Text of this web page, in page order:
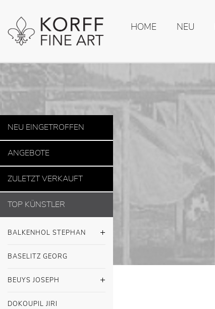
HOME NEU
NEU EINGETROFFEN
ANGEBOTE
ZULETZT VERKAUFT
TOP KÜNSTLER
BALKENHOL STEPHAN
BASELITZ GEORG
BEUYS JOSEPH
DOKOUPIL JIRI